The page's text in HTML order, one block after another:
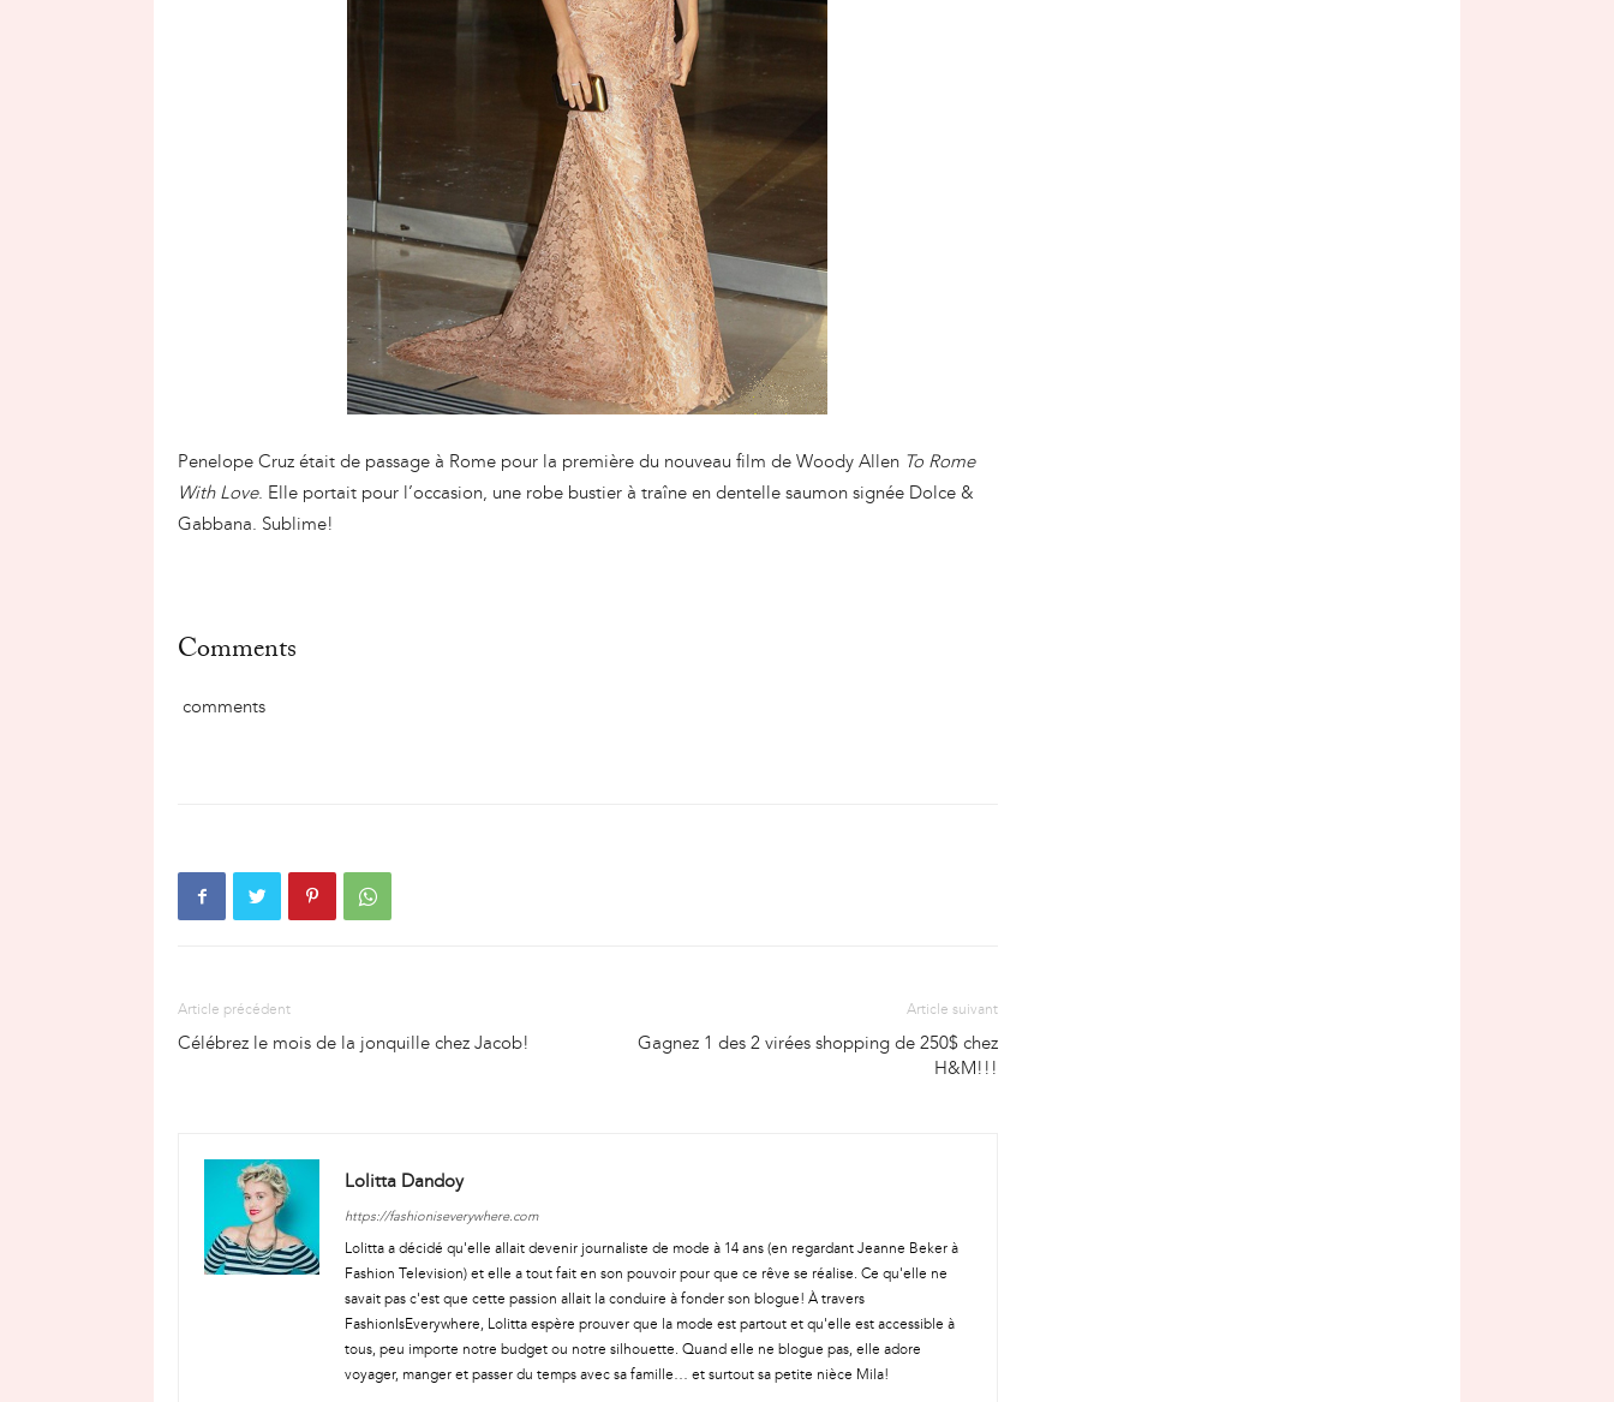
Penelope Cruz était de passage à Rome pour la première du nouveau film de Woody Allen To Rome
With Love. Elle portait pour l’occasion, une robe bustier à traîne en dentelle saumon signée Dolce &
Gabbana. Sublime!
Comments
comments
Article précédent
Célébrez le mois de la jonquille chez Jacob!
Article suivant
Gagnez 1 des 2 virées shopping de 250$ chez
H&M!!!
Lolitta Dandoy
https://fashioniseverywhere.com
Lolitta a décidé qu'elle allait devenir journaliste de mode à 14 ans (en regardant Jeanne Beker à
Fashion Television) et elle a tout fait en son pouvoir pour que ce rêve se réalise. Ce qu'elle ne
savait pas c'est que cette passion allait la conduire à fonder son blogue! À travers
FashionIsEverywhere, Lolitta espère prouver que la mode est partout et qu'elle est accessible à
tous, peu importe notre budget ou notre silhouette. Quand elle ne blogue pas, elle adore
voyager, manger et passer du temps avec sa famille… et surtout sa petite nièce Mila!